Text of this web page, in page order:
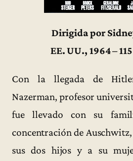
Dirigida por
EE. UU., 1964 –
Con la llegada de
Nazerman, profesor
fue llevado con su
concentración de
sus dos hijos y a su